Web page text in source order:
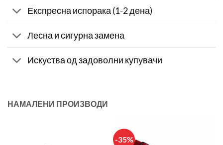
Експресна испорака (1-2 дена)
Лесна и сигурна замена
Искуства од задоволни купувачи
НАМАЛЕНИ ПРОИЗВОДИ
-35%